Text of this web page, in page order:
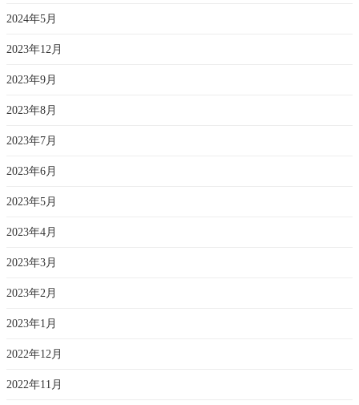
2024年5月
2023年12月
2023年9月
2023年8月
2023年7月
2023年6月
2023年5月
2023年4月
2023年3月
2023年2月
2023年1月
2022年12月
2022年11月